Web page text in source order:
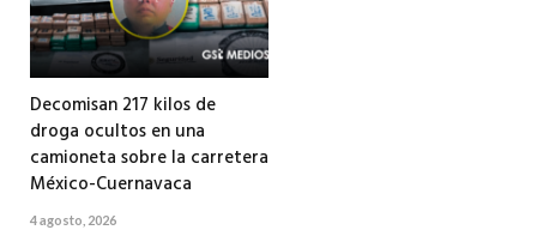
Decomisan 217 kilos de
droga ocultos en una
camioneta sobre la carretera
México-Cuernavaca
4 agosto, 2026